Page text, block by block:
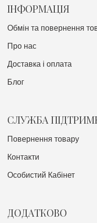
ІНФОРМАЦІЯ
Обмін та повернення
Про нас
Доставка i оплата
Блог
СЛУЖБА
Повернення товару
Контакти
Особистий Кабінет
ДОДАТКОВО